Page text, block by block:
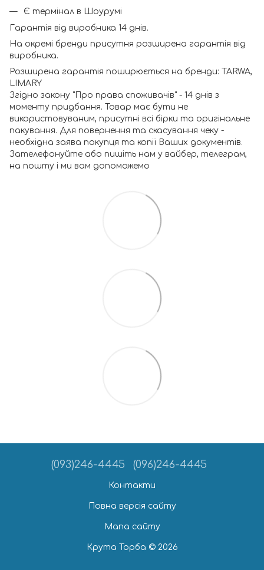
Є термінал в Шоурумі
Гарантія від виробника 14 днів.
На окремі бренди присутня розширена гарантія від
виробника.
Розширена гарантія поширюється на бренди: TARWA,
LIMARY
Згідно закону "Про права споживачів" - 14 днів з
моменту придбання. Товар має бути не
використовуваним, присутні всі бірки та оригінальне
пакування. Для повернення та скасування чеку -
необхідна заява покупця та копії Ваших документів.
Зателефонуйте або пишіть нам у вайбер, телеграм,
на пошту і ми вам допоможемо
(093)246-4445 (096)246-4445
Контакти
Повна версія сайту
Мапа сайту
Крута Торба © 2026